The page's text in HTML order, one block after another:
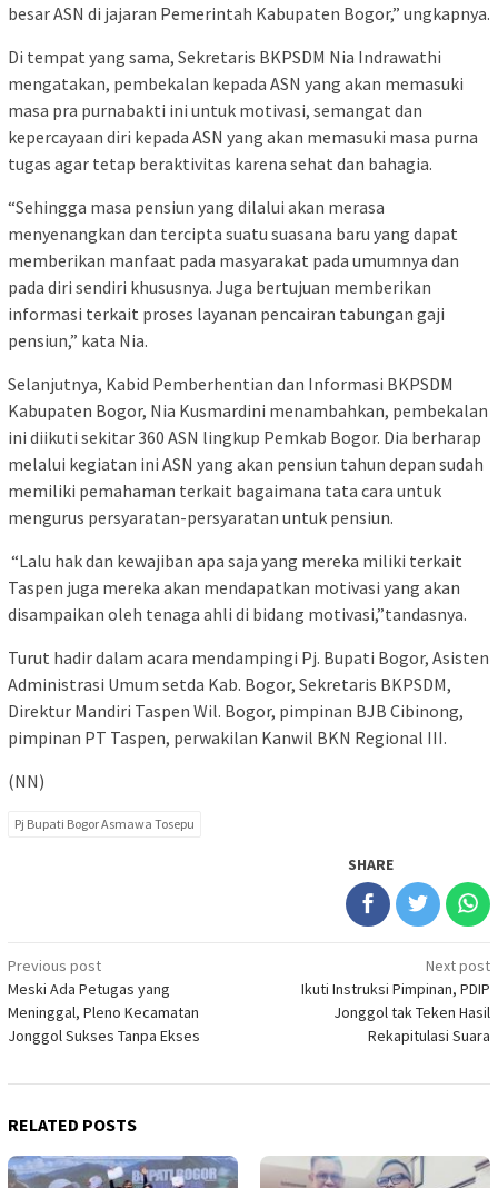
besar ASN di jajaran Pemerintah Kabupaten Bogor,” ungkapnya.
Di tempat yang sama, Sekretaris BKPSDM Nia Indrawathi
mengatakan, pembekalan kepada ASN yang akan memasuki
masa pra purnabakti ini untuk motivasi, semangat dan
kepercayaan diri kepada ASN yang akan memasuki masa purna
tugas agar tetap beraktivitas karena sehat dan bahagia.
“Sehingga masa pensiun yang dilalui akan merasa
menyenangkan dan tercipta suatu suasana baru yang dapat
memberikan manfaat pada masyarakat pada umumnya dan
pada diri sendiri khususnya. Juga bertujuan memberikan
informasi terkait proses layanan pencairan tabungan gaji
pensiun,” kata Nia.
Selanjutnya, Kabid Pemberhentian dan Informasi BKPSDM
Kabupaten Bogor, Nia Kusmardini menambahkan, pembekalan
ini diikuti sekitar 360 ASN lingkup Pemkab Bogor. Dia berharap
melalui kegiatan ini ASN yang akan pensiun tahun depan sudah
memiliki pemahaman terkait bagaimana tata cara untuk
mengurus persyaratan-persyaratan untuk pensiun.
“Lalu hak dan kewajiban apa saja yang mereka miliki terkait
Taspen juga mereka akan mendapatkan motivasi yang akan
disampaikan oleh tenaga ahli di bidang motivasi,”tandasnya.
Turut hadir dalam acara mendampingi Pj. Bupati Bogor, Asisten
Administrasi Umum setda Kab. Bogor, Sekretaris BKPSDM,
Direktur Mandiri Taspen Wil. Bogor, pimpinan BJB Cibinong,
pimpinan PT Taspen, perwakilan Kanwil BKN Regional III.
(NN)
Pj Bupati Bogor Asmawa Tosepu
SHARE
Post
navigation
Previous post
Meski Ada Petugas yang
Meninggal, Pleno Kecamatan
Jonggol Sukses Tanpa Ekses
Next post
Ikuti Instruksi Pimpinan, PDIP
Jonggol tak Teken Hasil
Rekapitulasi Suara
RELATED POSTS